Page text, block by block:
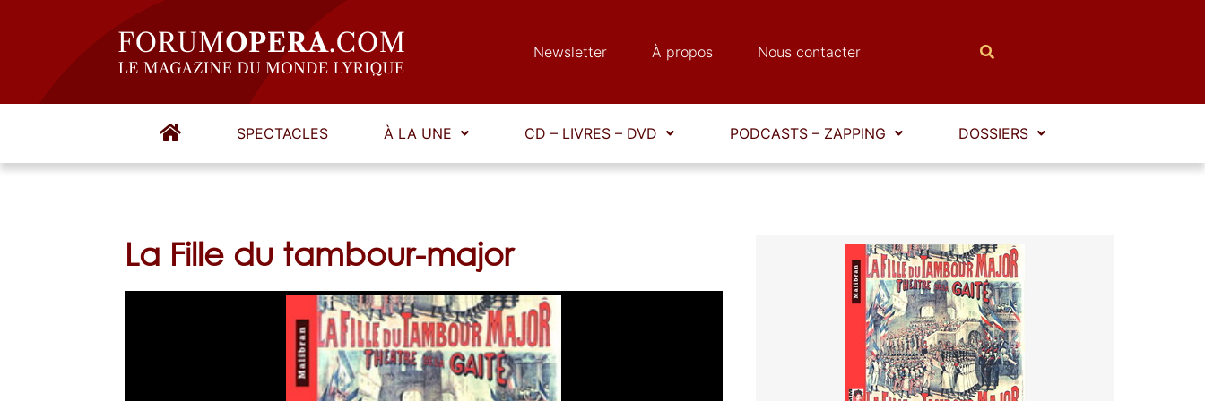
Newsletter À propos Nous contacter
SPECTACLES À LA UNE CD – LIVRES – DVD PODCASTS – ZAPPING DOSSIERS
La Fille du tambour-major